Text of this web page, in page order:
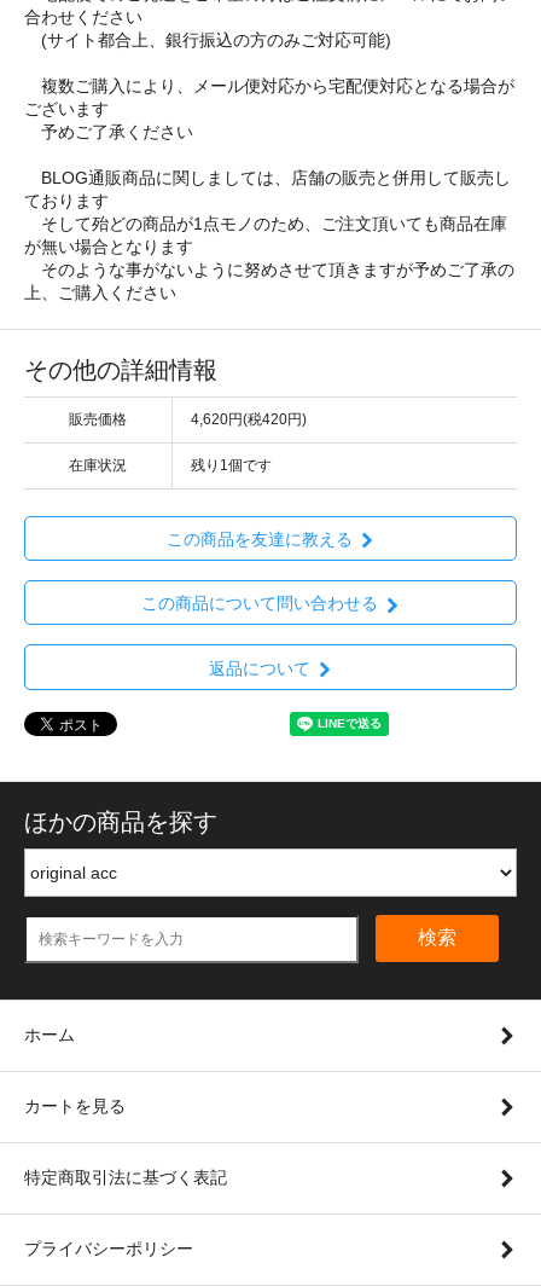
合わせください
(サイト都合上、銀行振込の方のみご対応可能)
複数ご購入により、メール便対応から宅配便対応となる場合が
ございます
予めご了承ください
BLOG通販商品に関しましては、店舗の販売と併用して販売し
ております
そして殆どの商品が1点モノのため、ご注文頂いても商品在庫
が無い場合となります
そのような事がないように努めさせて頂きますが予めご了承の
上、ご購入ください
その他の詳細情報
販売価格 4,620円(税420円)
在庫状況 残り1個です
この商品を友達に教える
この商品について問い合わせる
返品について
ほかの商品を探す
検索
ホーム
カートを見る
特定商取引法に基づく表記
プライバシーポリシー